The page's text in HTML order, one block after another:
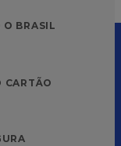
O BRASIL
CARTÃO